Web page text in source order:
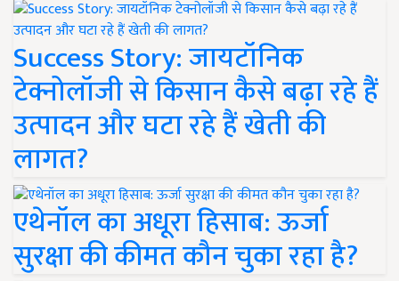
Success Story: जायटॉनिक
टेक्नोलॉजी से किसान कैसे बढ़ा रहे हैं
उत्पादन और घटा रहे हैं खेती की
लागत?
एथेनॉल का अधूरा हिसाब: ऊर्जा
सुरक्षा की कीमत कौन चुका रहा है?